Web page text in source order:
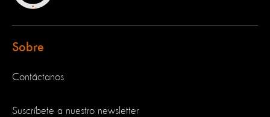
Sobre
Contáctanos
Suscríbete a nuestro newsletter